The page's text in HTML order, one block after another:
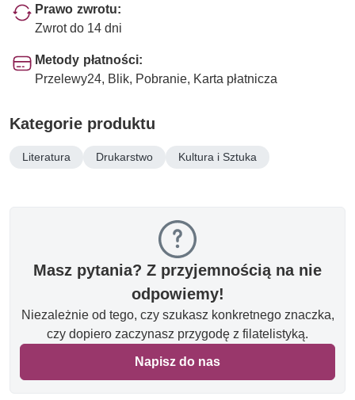
Prawo zwrotu:
Zwrot do 14 dni
Metody płatności:
Przelewy24, Blik, Pobranie, Karta płatnicza
Kategorie produktu
Literatura Drukarstwo Kultura i Sztuka
Masz pytania? Z przyjemnością na nie
odpowiemy!
Niezależnie od tego, czy szukasz konkretnego znaczka,
czy dopiero zaczynasz przygodę z filatelistyką.
Napisz do nas